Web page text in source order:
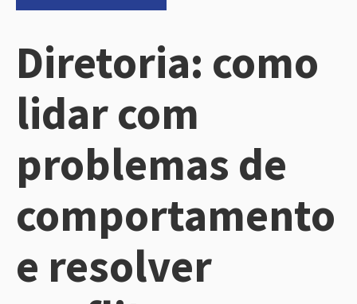
Diretoria: como
lidar com
problemas de
comportamento
e resolver